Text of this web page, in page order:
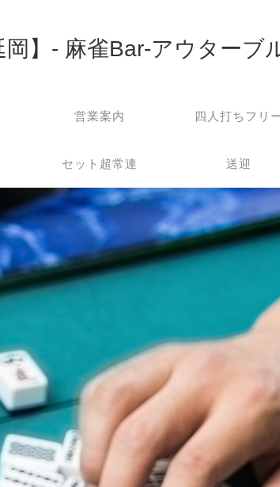
岡】- 麻雀Bar-アウターブ
営業案内 四人打ちフリ
セット超常連 送迎